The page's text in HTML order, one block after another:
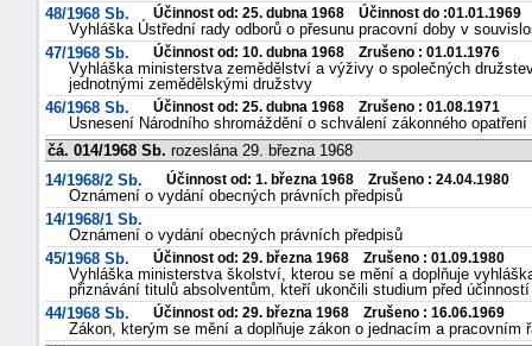
48/1968 Sb.
Účinnost od: 25. dubna 1968 Účinnost do :01.01.1969
Vyhláška Ústřední rady odborů o přesunu pracovní doby v
47/1968 Sb.
Účinnost od: 10. dubna 1968 Zrušeno : 01.01.1976
Vyhláška ministerstva zemědělství a výživy o společných
jednotnými zemědělskými družstvy
46/1968 Sb.
Účinnost od: 25. dubna 1968 Zrušeno : 01.08.1971
Usnesení Národního shromáždění o schválení zákonného
čá. 014/1968 Sb. rozeslána 29. března 1968
14/1968/2 Sb.
Účinnost od: 1. března 1968 Zrušeno : 24.04.1980
Oznámení o vydání obecných právních předpisů
14/1968/1 Sb.
Oznámení o vydání obecných právních předpisů
45/1968 Sb.
Účinnost od: 29. března 1968 Zrušeno : 01.09.1980
Vyhláška ministerstva školství, kterou se mění a doplňuje
přiznávání titulů absolventům, kteří ukončili studium před
44/1968 Sb.
Účinnost od: 29. března 1968 Zrušeno : 16.06.1969
Zákon, kterým se mění a doplňuje zákon o jednacím a pracovním